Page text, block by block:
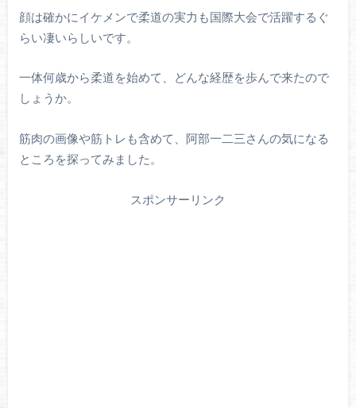
顔は確かにイケメンで柔道の実力も国際大会で活躍するぐ
らい凄いらしいです。
一体何歳から柔道を始めて、どんな経歴を歩んで来たので
しょうか。
筋肉の画像や筋トレも含めて、阿部一二三さんの気になる
ところを探ってみました。
スポンサーリンク